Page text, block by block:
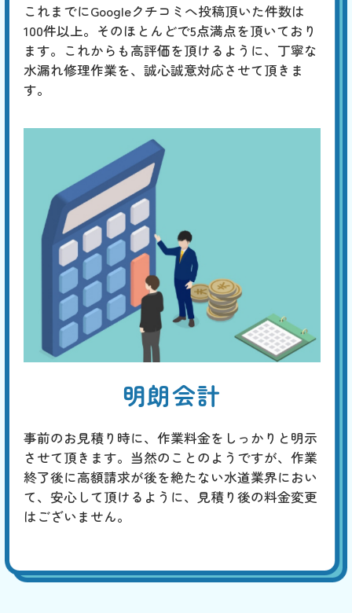
これまでにGoogleクチコミへ投稿頂いた件数は
100件以上。そのほとんどで5点満点を頂いており
ます。これからも高評価を頂けるように、丁寧な
水漏れ修理作業を、誠心誠意対応させて頂きま
す。
明朗会計
事前のお見積り時に、作業料金をしっかりと明示
させて頂きます。当然のことのようですが、作業
終了後に高額請求が後を絶たない水道業界におい
て、安心して頂けるように、見積り後の料金変更
はございません。